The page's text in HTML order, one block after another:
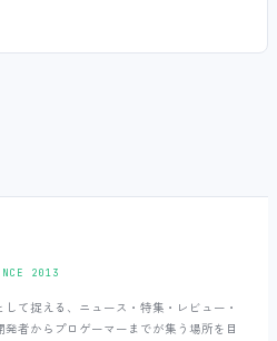
2013
て捉える、ニュース・特集・レビュー・
者からプロゲーマーまでが集う場所を目